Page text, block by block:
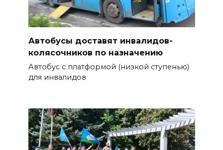
Автобусы доставят инвалидов-
колясочников по назначению
Автобус с платформой (низкой ступенью)
для инвалидов